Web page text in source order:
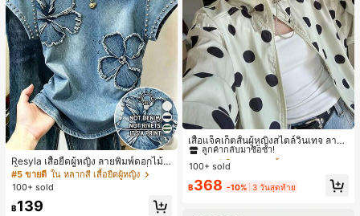
17
Resyla เสื้อยืดผู้หญิง ลายพิมพ์ดอกไม้สี
น้ำเงินวินเทจ เสื้อสำหรับออกไปเที่ยวฤ
ดูร้อน ดีไซน์กราฟิก สบายๆ อเนกประสง
องเที่ยวกลางแจ้ง
#5 ขายดี ใน หลากสี เสื้อยืดผู้หญิง
100+ sold
฿139
เสื้อแจ็คเก็ตสั้นผู้หญิงสไตล์วินเทจ ลายจุ
ดขนาดใหญ่ คอตั้ง เอวเข้ารูป แขนพอง
ทรงหลวม แฟชั่นอเนกประสงค์ สำหรับใ
#1 ขายดี
ใน กระเป๋า เสื้อคลุมลำลอง
ลูกค้ากลับมาซื้อซ้ำ!
#1 ขายดี ใน กระเป๋า เสื้อคลุมลำลอง
ลูกค้ากลับมาซื้อซ้ำ!
#1 ขายดี ใน กระเป๋า เสื้อคลุมลำลอง
ลูกค้ากลับมาซื้อซ้ำ!
#1 ขายดี
ใน กระเป๋า เสื้อคลุมลำลอง
ลูกค้ากลับมาซื้อซ้ำ!
100+ sold
฿368 -10% 3 วันสุดท้าย